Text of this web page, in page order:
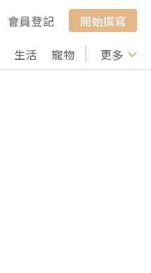
會員登記
開始撰寫
生活 寵物 行山 打卡
更多